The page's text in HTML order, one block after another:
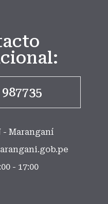
- Maranganí
- 17:00